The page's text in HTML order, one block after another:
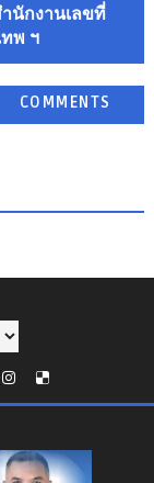
นักงานเลขที่
พ ฯ
COMMENTS